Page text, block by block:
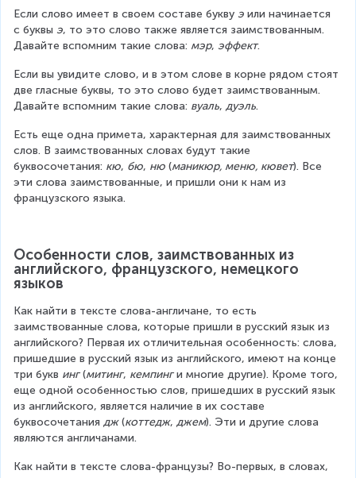
Если слово имеет в своем составе букву э или начинается
с буквы э, то это слово также является заимствованным.
Давайте вспомним такие слова: мэр, эффект.
Если вы увидите слово, и в этом слове в корне рядом стоят
две гласные буквы, то это слово будет заимствованным.
Давайте вспомним такие слова: вуаль, дуэль.
Есть еще одна примета, характерная для заимствованных
слов. В заимствованных словах будут такие
буквосочетания: кю, бю, ню (маникюр, меню, кювет). Все
эти слова заимствованные, и пришли они к нам из
французского языка.
Особенности слов, заимствованных из
английского, французского, немецкого
языков
Как найти в тексте слова-англичане, то есть
заимствованные слова, которые пришли в русский язык из
английского? Первая их отличительная особенность: слова,
пришедшие в русский язык из английского, имеют на конце
три букв инг (митинг, кемпинг и многие другие). Кроме того,
еще одной особенностью слов, пришедших в русский язык
из английского, является наличие в их составе
буквосочетания дж (коттедж, джем). Эти и другие слова
являются англичанами.
Как найти в тексте слова-французы? Во-первых, в словах,